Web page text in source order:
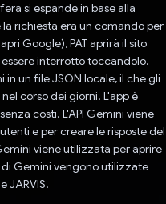
si espande in base alla
richiesta era un comando per
Google), PAT aprirà il sito
interrotto toccandolo.
in un file JSON locale, il che gli
corso dei giorni. L'app è
costi. L'API Gemini viene
e per creare le risposte del
viene utilizzata per aprire
di Gemini vengono utilizzate
JARVIS.